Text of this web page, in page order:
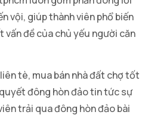
vội, giúp thành viên phổ biến
đề của chủ yếu người căn
tè, mua bán nhà đất chợ tốt
đông hòn đảo tin tức sự
trải qua đông hòn đảo bài